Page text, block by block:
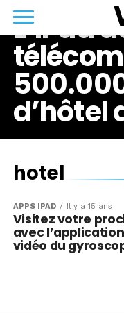
L’iPad
d’hôtel
hotel
APPS IPAD Il y a 15 ans
Visitez votre
avec
vidéo du